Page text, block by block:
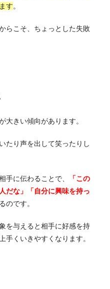
す。
らこそ、ちょっとした失敗
大きい傾向があります。
たり声を出して笑ったりし
手に伝わることで、
「この
だな」「自分に興味を持っ
のです。
を与えると相手に好感を持
手くいきやすくなります。